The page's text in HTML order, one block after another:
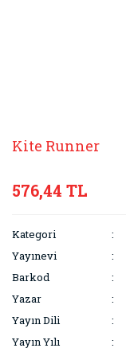
Kite Runner
576,44 TL
Kategori
Yayınevi
Barkod
Yazar
Yayın Dili
Yayın Yılı